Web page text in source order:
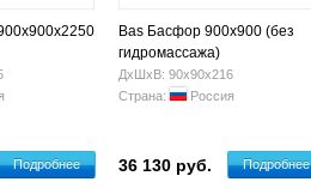
Подробнее
Bas Басфор 900х900 (без
гидромассажа)
ДхШхВ: 90х90х216
Страна:
Россия
36 130 руб. Подробнее